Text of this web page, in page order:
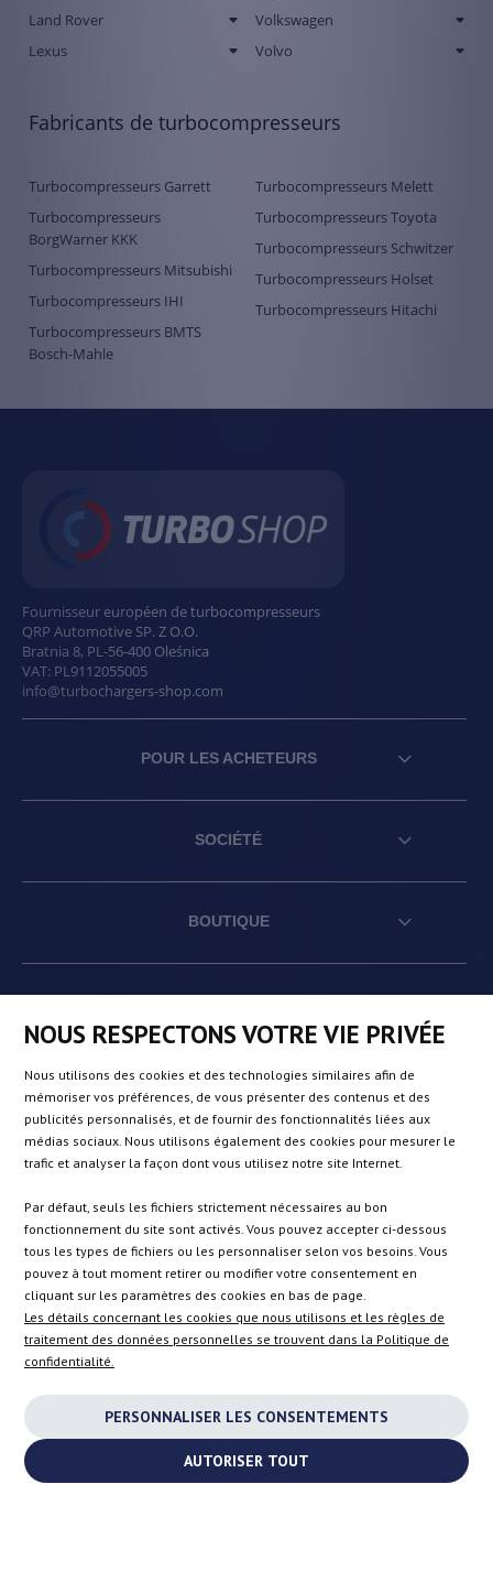
Land Rover
Lexus
Volkswagen
Volvo
Fabricants de turbocompresseurs
Turbocompresseurs Garrett
Turbocompresseurs
BorgWarner KKK
Turbocompresseurs Mitsubishi
Turbocompresseurs IHI
Turbocompresseurs BMTS
Bosch-Mahle
Turbocompresseurs Melett
Turbocompresseurs Toyota
Turbocompresseurs Schwitzer
Turbocompresseurs Holset
Turbocompresseurs Hitachi
Fournisseur européen de turbocompresseurs
QRP Automotive SP. Z O.O.
Bratnia 8, PL-56-400 Oleśnica
VAT: PL9112055005
info@turbochargers-shop.com
POUR LES ACHETEURS
SOCIÉTÉ
BOUTIQUE
CZ ES IT SE
SK
FACEBOOK
NOUS RESPECTONS VOTRE VIE PRIVÉE
Nous utilisons des cookies et des technologies similaires afin de
mémoriser vos préférences, de vous présenter des contenus et des
publicités personnalisés, et de fournir des fonctionnalités liées aux
médias sociaux. Nous utilisons également des cookies pour mesurer le
trafic et analyser la façon dont vous utilisez notre site Internet.
Par défaut, seuls les fichiers strictement nécessaires au bon
fonctionnement du site sont activés. Vous pouvez accepter ci-dessous
tous les types de fichiers ou les personnaliser selon vos besoins. Vous
pouvez à tout moment retirer ou modifier votre consentement en
cliquant sur les paramètres des cookies en bas de page.
Les détails concernant les cookies que nous utilisons et les règles de
traitement des données personnelles se trouvent dans la Politique de
confidentialité.
PERSONNALISER LES CONSENTEMENTS
AUTORISER TOUT